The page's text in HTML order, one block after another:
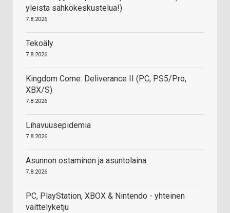
yleistä sähkökeskustelua!)
7.8.2026
Tekoäly
7.8.2026
Kingdom Come: Deliverance II (PC, PS5/Pro,
XBX/S)
7.8.2026
Lihavuusepidemia
7.8.2026
Asunnon ostaminen ja asuntolaina
7.8.2026
PC, PlayStation, XBOX & Nintendo - yhteinen
väittelyketju